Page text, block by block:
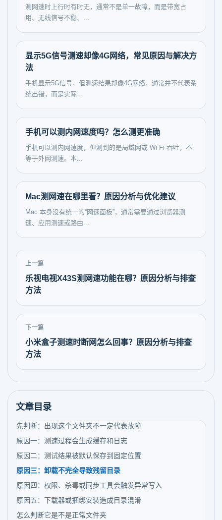
测网速时上行时有时无，通常不是单一故障，而是带宽占
用、无线信号不稳、...
显示5G信号测速却像4G网络，常见原因与解决方
法
手机显示5G信号，但测速结果却像4G网络，通常并不代表系
统出错，而是实际...
手机可以测内网速度吗？怎么测更准确
手机可以测内网速度，但测到的是局域网或 Wi-Fi 吞吐，不
等于外网测速。本...
Mac测网速在哪里看？原因分析与优化建议
Mac 本身没有统一的“网速面板”，通常需要通过浏览器测
速、应用测速或路由...
上一篇
乐视电视X43S测网速功能在哪？原因分析与排查
方法
下一篇
小米盒子测速时断网怎么回事？原因分析与排查
方法
文章目录
先判断：出现这个文件夹不一定代表故障
原因一：测速过程会生成缓存和日志
原因二：测试结果被默认保存到固定位置
原因三：卸载不完全导致残留目录
原因四：权限、杀毒或同步工具会触发异常写入
原因五：下载器或捆绑安装造成目录混淆
怎么判断它是不是正常文件夹